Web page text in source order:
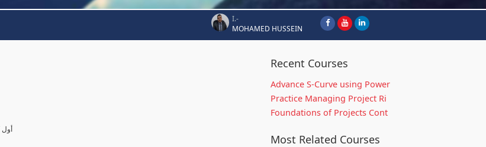
I.-
MOHAMED HUSSEIN
أول
Recent Courses
Advance S-Curve using Power
Practice Managing Project Ri
Foundations of Projects Cont
Most Related Courses